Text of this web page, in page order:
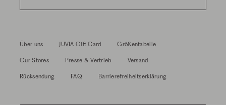
Über uns JUVIA Gift Card Größentabelle
Our Stores Presse & Vertrieb Versand
Rücksendung FAQ Barrierefreiheitserklärung